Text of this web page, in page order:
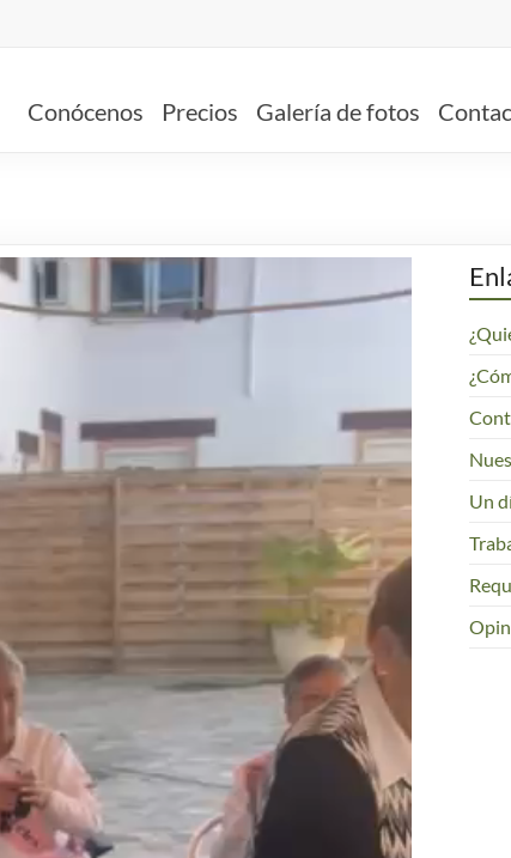
Conócenos Precios Galería de fotos
Un